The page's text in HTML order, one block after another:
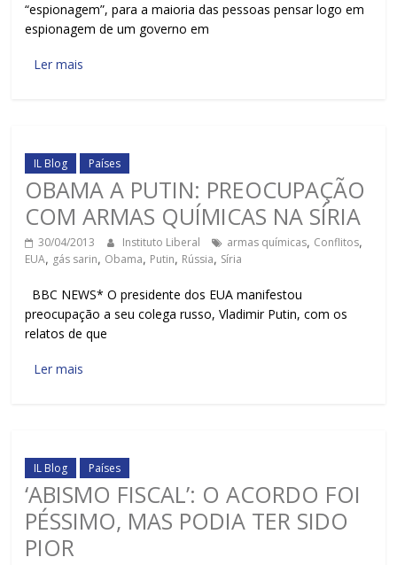
“espionagem”, para a maioria das pessoas pensar logo em
espionagem de um governo em
Ler mais
IL Blog Países
OBAMA A PUTIN: PREOCUPAÇÃO
COM ARMAS QUÍMICAS NA SÍRIA
30/04/2013 Instituto Liberal armas químicas, Conflitos,
EUA, gás sarin, Obama, Putin, Rússia, Síria
BBC NEWS* O presidente dos EUA manifestou
preocupação a seu colega russo, Vladimir Putin, com os
relatos de que
Ler mais
IL Blog Países
‘ABISMO FISCAL’: O ACORDO FOI
PÉSSIMO, MAS PODIA TER SIDO
PIOR